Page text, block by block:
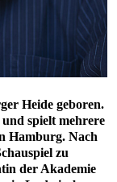
Heide geboren.
spielt mehrere
Hamburg. Nach
zu
der Akademie